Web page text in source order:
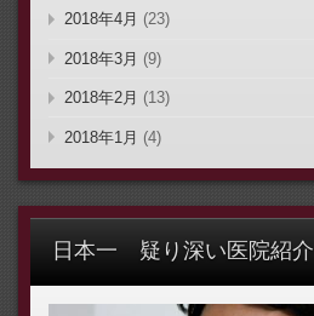
2018年4月 (23)
2018年3月 (9)
2018年2月 (13)
2018年1月 (4)
日本一 疑り深い医院紹介